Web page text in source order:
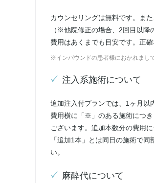
カウンセリングは無料です。ま
（※他院修正の場合、2回目以降
費用はあくまでも目安です。正
※インバウンドの患者様におかれまし
注入系施術について
追加注入付プランでは、1ヶ月以
費用横に「※」のある施術につ
ございます。追加本数分の費用
「追加1本」とは同日の施術で
い。
麻酔代について